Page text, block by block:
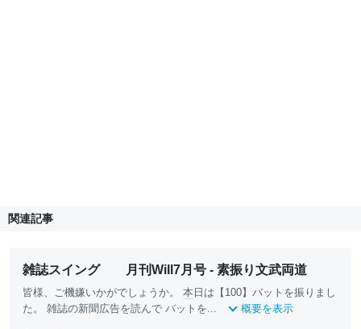
関連記事
雑誌スイング 月刊Will7月号 - 素振り文武両道
皆様、ご機嫌いかがでしょうか。 本 日は【100】バットを振りまし
た。 雑誌の新聞広告を読んで バットを...
概要を表示